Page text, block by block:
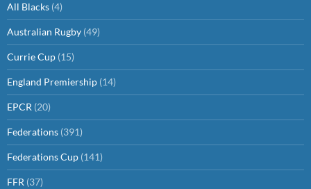
All Blacks (4)
Australian Rugby (49)
Currie Cup (15)
England Premiership (14)
EPCR (20)
Federations (391)
Federations Cup (141)
FFR (37)